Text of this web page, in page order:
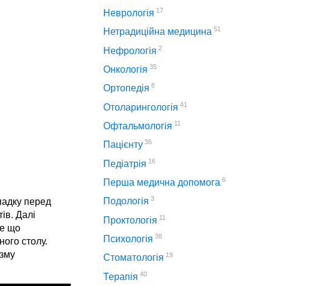
перед
Далі
що
столу.
Неврологія 17
Нетрадиційна медицина 51
Нефрологія 2
Онкологія 35
Ортопедія 8
Отоларингологія 41
Офтальмологія 11
Пацієнту 35
Педіатрія 16
Перша медична допомога 6
Подологія 3
Проктологія 11
Психологія 38
Стоматологія 19
Терапія 40